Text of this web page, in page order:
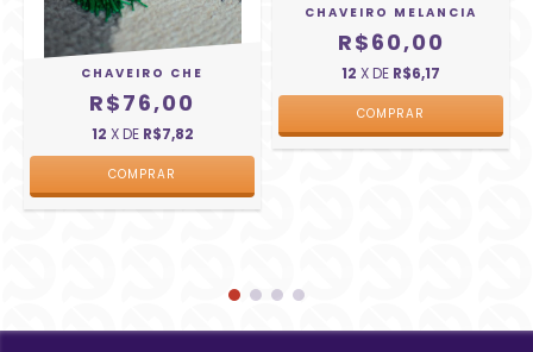
CHAVEIRO CHE
R$76,00
12 X DE R$7,82
CHAVEIRO MELANCIA
R$60,00
12 X DE R$6,17